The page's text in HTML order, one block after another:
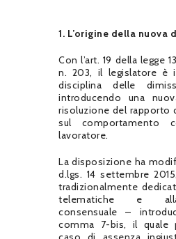
1. L’origine della nuova
Con l’art. 19 della legge
n. 203, il legislatore è
disciplina delle
introducendo una
risoluzione del rapporto
sul comportamento
lavoratore.
La disposizione ha
d.lgs. 14 settembre
tradizionalmente
telematiche e
consensuale –
comma 7-bis, il quale